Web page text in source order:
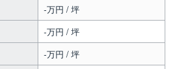
-万円 / 坪
-万円 / 坪
-万円 / 坪